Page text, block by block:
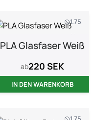
1.75
1 kg
PLA Glasfaser Weiß
ab220 SEK
IN DEN WARENKORB